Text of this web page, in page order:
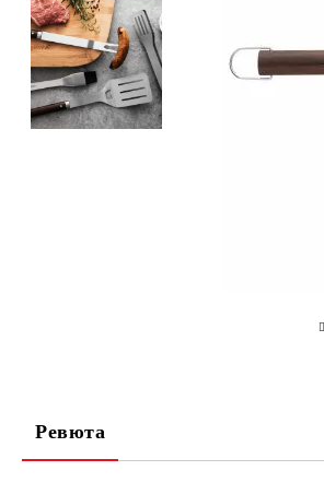
Ревюта